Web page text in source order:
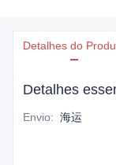
Detalhes do
Detalhes
Envio: 海运